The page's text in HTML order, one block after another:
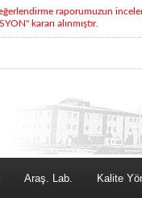
raporumuzun
kararı alınmıştır.
Araş. Lab. Kalite